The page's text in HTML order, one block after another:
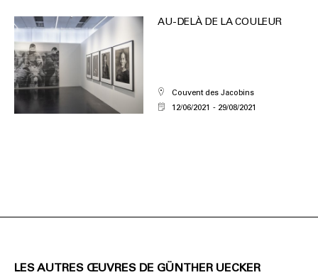
AU-DELÀ DE LA COULEUR
Couvent des Jacobins
12/06/2021
29/08/2021
LES AUTRES ŒUVRES DE GÜNTHER UECKER